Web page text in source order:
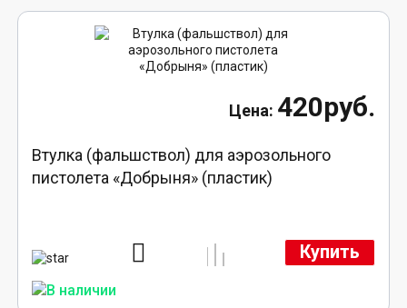
420руб.
Втулка (фальшствол) для аэрозольного
пистолета «Добрыня» (пластик)
Купить